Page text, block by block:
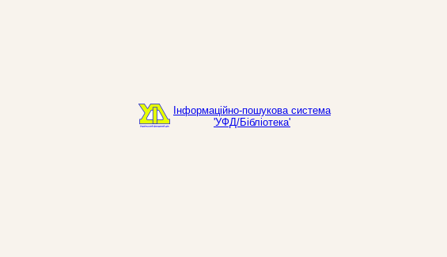
Інформаційно-пошукова система
'УФД/Бібліотека'